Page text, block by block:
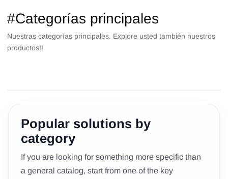
#Categorías principales
Nuestras categorías principales. Explore usted también nuestros
productos!!
MESAS
Popular solutions by
category
If you are looking for something more specific than
a general catalog, start from one of the key